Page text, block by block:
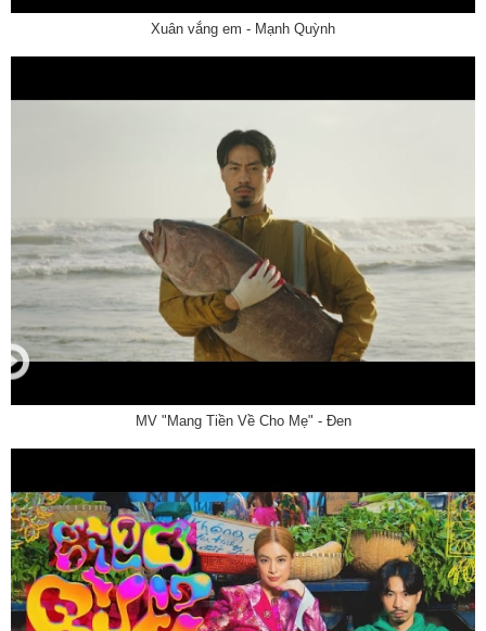
Xuân vắng em - Mạnh Quỳnh
MV "Mang Tiền Về Cho Mẹ" - Đen